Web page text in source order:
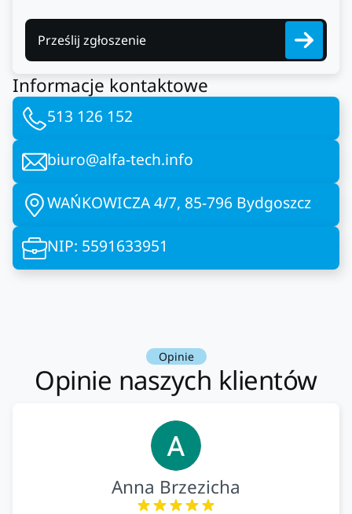
Prześlij zgłoszenie
Informacje kontaktowe
513 126 152
biuro@alfa-tech.info
WAŃKOWICZA 4/7, 85-796 Bydgoszcz
NIP: 5591633951
Opinie
Opinie naszych klientów
Anna Brzezicha